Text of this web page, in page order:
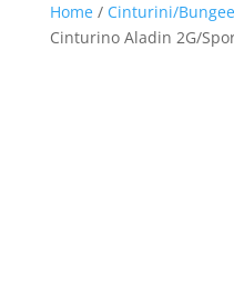
Home/ Cinturini/
Cinturino Aladin 2G/